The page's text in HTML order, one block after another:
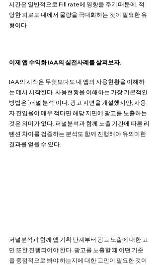
시간은 일반적으로 Fill rate에 영향을 주기 때문에, 적
당한 피로도 내에서 물량을 극대화하는 것이 필요한 유
형이다.
이제 앱 수익화 IAA의 실전사례를 살펴보자.
IAA의 시작은 무엇보다도 내 앱의 사용현황을 이해하
는 데서 시작한다. 사용현황을 이해하는 가장 기본적인
방법은 ‘퍼널 분석’이다. 광고 지면을 개설했지만, 사용
자 진입율이 매우 적다면 해당 지면에 광고를 노출하는
것은 의미가 없다. 퍼널분석과 함께 노출 기간에 따른 리
텐션 차이를 검증하는 분석도 함께 진행해야 유의미한
결과를 얻을 수 있다.
퍼널분석과 함께 앱 기획 단계부터 광고 노출에 대한 고
민 또한 진행되어야 한다. 광고를 노출할 때 어떤 기준
을 중점적으로 봐야 하는지에 대한 고민이 필요한 것이